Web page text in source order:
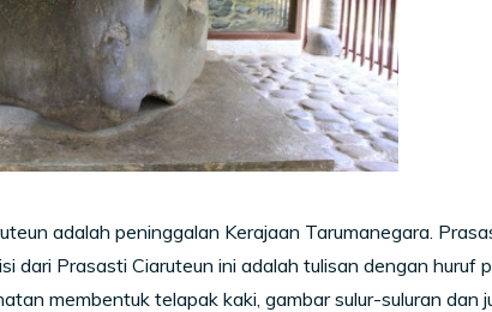
adalah peninggalan Kerajaan Tarumanegara.
dari Prasasti Ciaruteun ini adalah tulisan dengan huruf
membentuk telapak kaki, gambar sulur-suluran dan